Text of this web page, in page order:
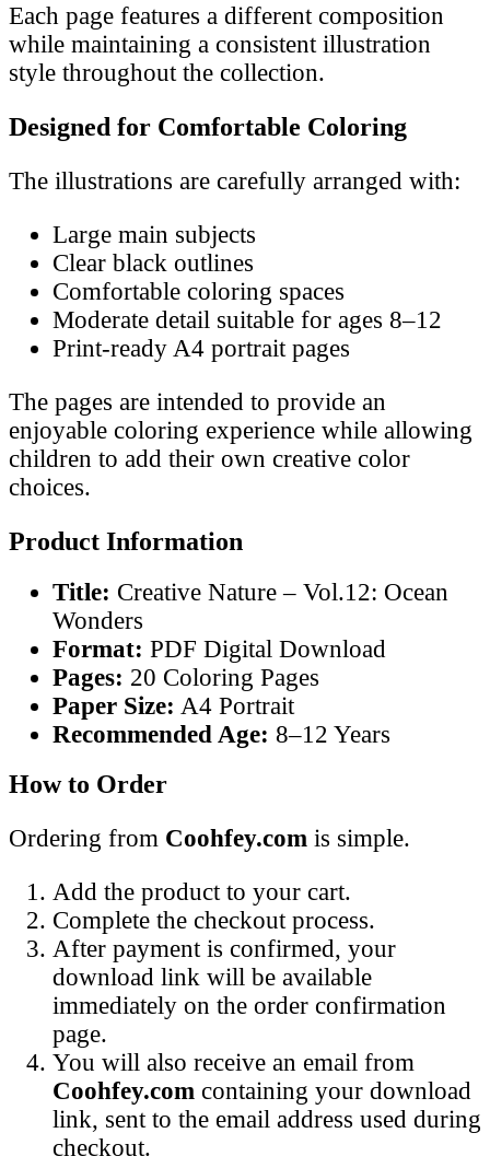
Each page features a different composition
while maintaining a consistent illustration
style throughout the collection.
Designed for Comfortable Coloring
The illustrations are carefully arranged with:
Large main subjects
Clear black outlines
Comfortable coloring spaces
Moderate detail suitable for ages 8–12
Print-ready A4 portrait pages
The pages are intended to provide an
enjoyable coloring experience while allowing
children to add their own creative color
choices.
Product Information
Title: Creative Nature – Vol.12: Ocean
Wonders
Format: PDF Digital Download
Pages: 20 Coloring Pages
Paper Size: A4 Portrait
Recommended Age: 8–12 Years
How to Order
Ordering from Coohfey.com is simple.
Add the product to your cart.
Complete the checkout process.
After payment is confirmed, your
download link will be available
immediately on the order confirmation
page.
You will also receive an email from
Coohfey.com containing your download
link, sent to the email address used during
checkout.